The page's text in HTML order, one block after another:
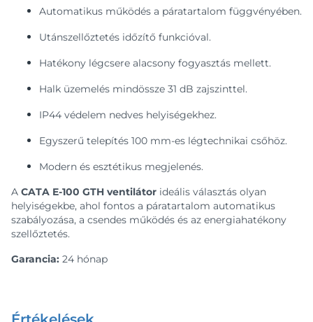
Automatikus működés a páratartalom függvényében.
Utánszellőztetés időzítő funkcióval.
Hatékony légcsere alacsony fogyasztás mellett.
Halk üzemelés mindössze 31 dB zajszinttel.
IP44 védelem nedves helyiségekhez.
Egyszerű telepítés 100 mm-es légtechnikai csőhöz.
Modern és esztétikus megjelenés.
A CATA E-100 GTH ventilátor ideális választás olyan
helyiségekbe, ahol fontos a páratartalom automatikus
szabályozása, a csendes működés és az energiahatékony
szellőztetés.
Garancia: 24 hónap